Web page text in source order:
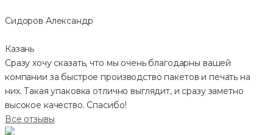
Сидоров Александр
Казань
Сразу хочу сказать, что мы очень благодарны вашей
компании за быстрое производство пакетов и печать на
них. Такая упаковка отлично выглядит, и сразу заметно
высокое качество. Спасибо!
Все отзывы